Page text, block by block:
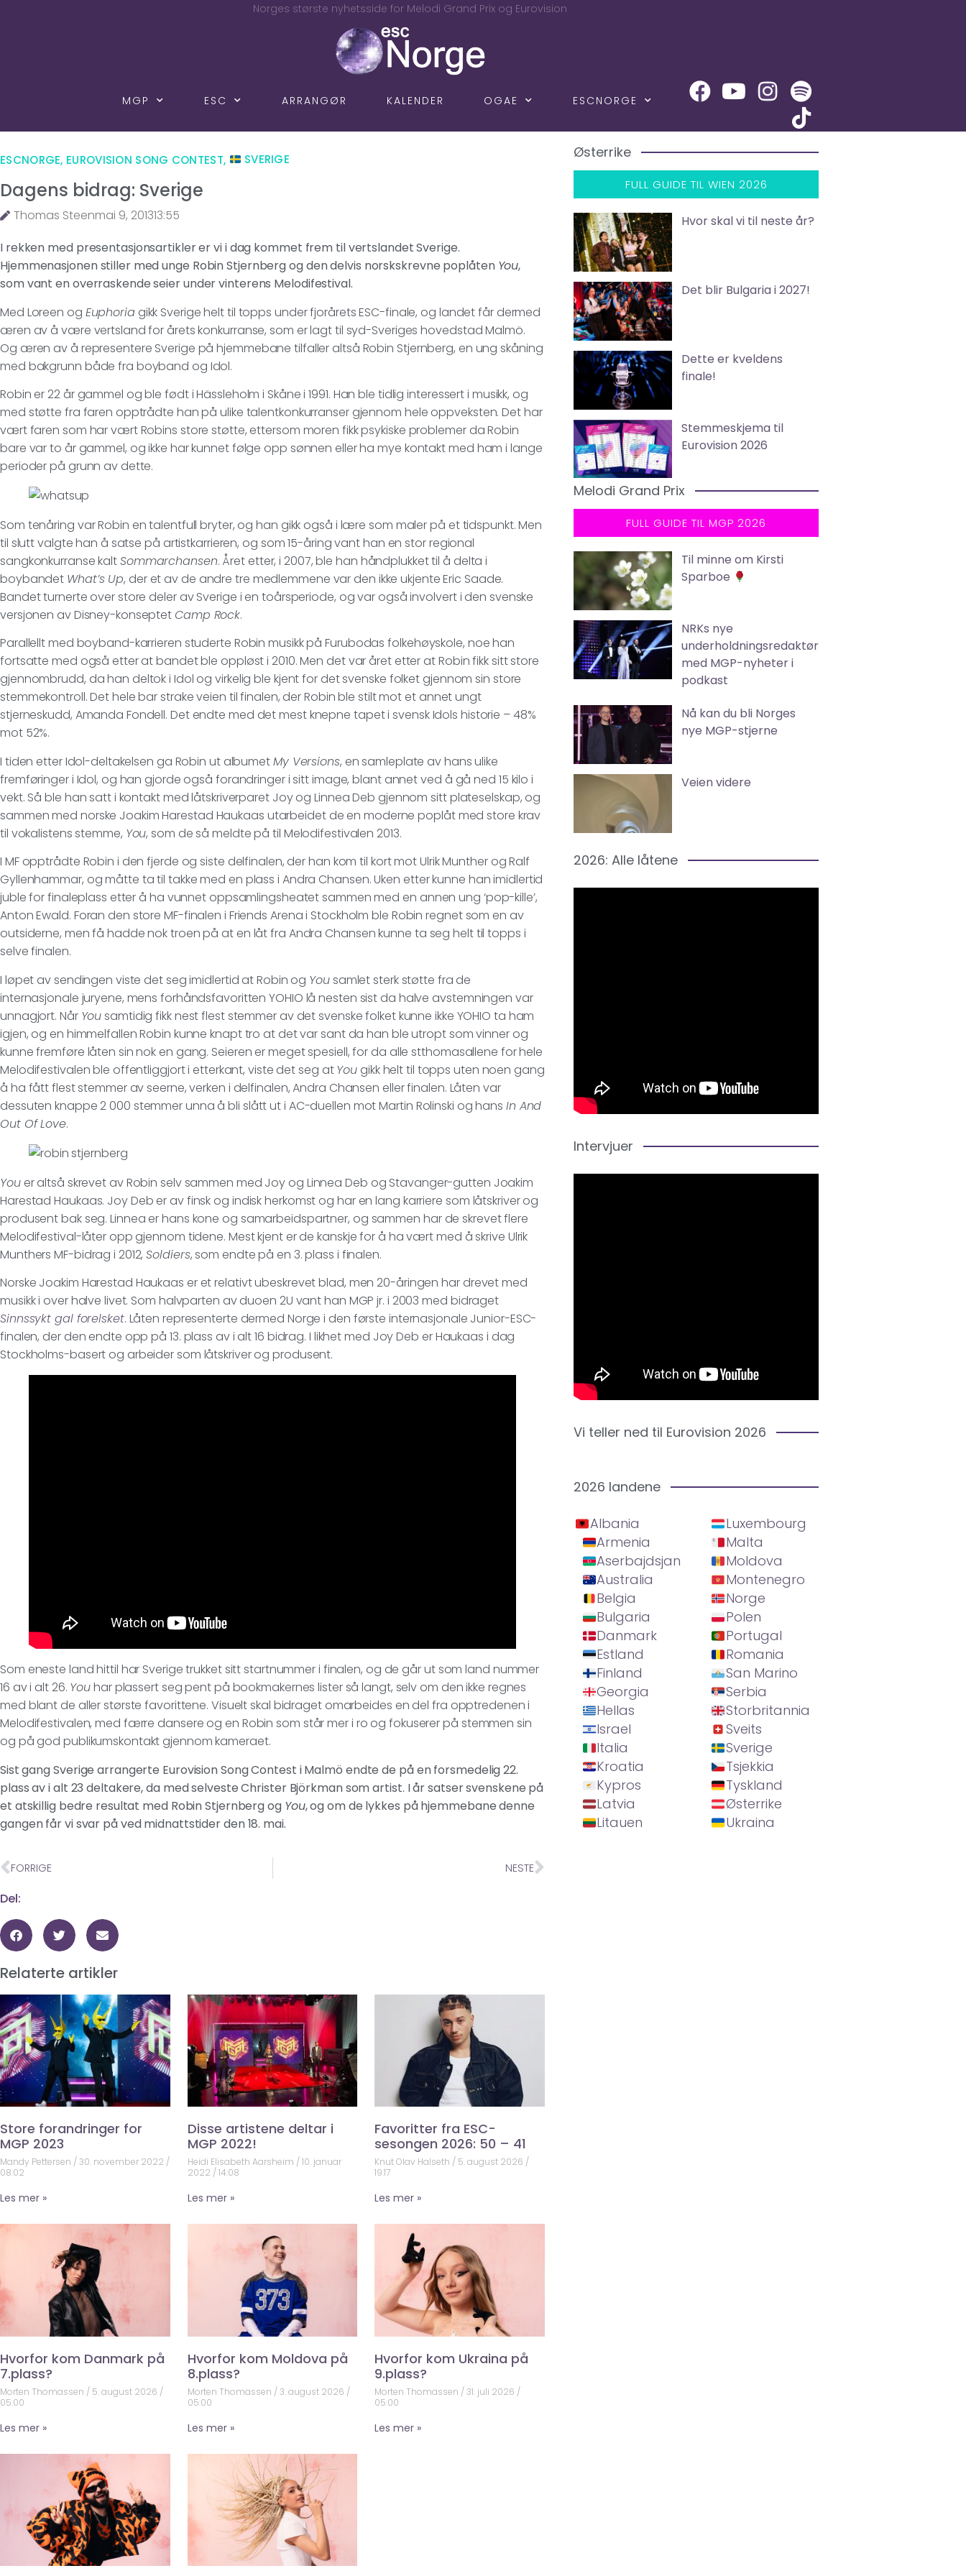
Norges største nyhetsside for Melodi Grand Prix og Eurovision
MGP ESC ARRANGØR KALENDER OGAE ESCNORGE
ESCNORGE, EUROVISION SONG CONTEST, SVERIGE
Dagens bidrag: Sverige
Thomas Steenmai 9, 201313:55
I rekken med presentasjonsartikler er vi i dag kommet frem til vertslandet Sverige.
Hjemmenasjonen stiller med unge Robin Stjernberg og den delvis norskskrevne poplåten You,
som vant en overraskende seier under vinterens Melodifestival.
Med Loreen og Euphoriagikk Sverige helt til topps under fjorårets ESC-finale, og landet får dermed
æren av å være vertsland for årets konkurranse, som er lagt til syd-Sveriges hovedstad Malmö.
Og æren av å representere Sverige på hjemmebane tilfaller altså Robin Stjernberg, en ung skåning
med bakgrunn både fra boyband og Idol.
Robin er 22 år gammel og ble født i Hässleholm i Skåne i 1991. Han ble tidlig interessert i musikk, og
med støtte fra faren opptrådte han på ulike talentkonkurranser gjennom hele oppveksten. Det har
vært faren som har vært Robins store støtte, ettersom moren fikk psykiske problemer da Robin
bare var to år gammel, og ikke har kunnet følge opp sønnen eller ha mye kontakt med ham i lange
perioder på grunn av dette.
Som tenåring var Robin en talentfull bryter, og han gikk også i lære som maler på et tidspunkt. Men
til slutt valgte han å satse på artistkarrieren, og som 15-åring vant han en stor regional
sangkonkurranse kaltSommarchansen. Året etter, i 2007, ble han håndplukket til å delta i
boybandet What’s Up, der et av de andre tre medlemmene var den ikke ukjente Eric Saade.
Bandet turnerte over store deler av Sverige i en toårsperiode, og var også involvert i den svenske
versjonen av Disney-konseptet Camp Rock.
Parallellt med boyband-karrieren studerte Robin musikk på Furubodas folkehøyskole, noe han
fortsatte med også etter at bandet ble oppløst i 2010. Men det var året etter at Robin fikk sitt store
gjennombrudd, da han deltok i Idol og virkelig ble kjent for det svenske folket gjennom sin store
stemmekontroll. Det hele bar strake veien til finalen, der Robin ble stilt mot et annet ungt
stjerneskudd, Amanda Fondell. Det endte med det mest knepne tapet i svensk Idols historie – 48%
mot 52%.
I tiden etter Idol-deltakelsen ga Robin ut albumetMy Versions, en samleplate av hans ulike
fremføringer i Idol, og han gjorde også forandringer i sitt image, blant annet ved å gå ned 15 kilo i
vekt. Så ble han satt i kontakt med låtskriverparet Joy og Linnea Deb gjennom sitt plateselskap, og
sammen med norske Joakim Harestad Haukaas utarbeidet de en moderne poplåt med store krav
til vokalistens stemme, You, som de så meldte på til Melodifestivalen 2013.
I MF opptrådte Robin i den fjerde og siste delfinalen, der han kom til kort mot Ulrik Munther og Ralf
Gyllenhammar, og måtte ta til takke med en plass i Andra Chansen. Uken etter kunne han imidlertid
juble for finaleplass etter å ha vunnet oppsamlingsheatet sammen med en annen ung ‘pop-kille’,
Anton Ewald. Foran den store MF-finalen i Friends Arena i Stockholm ble Robin regnet som en av
outsiderne, men få hadde nok troen på at en låt fra Andra Chansen kunne ta seg helt til topps i
selve finalen.
I løpet av sendingen viste det seg imidlertid at Robin og Yousamlet sterk støtte fra de
internasjonale juryene, mens forhåndsfavoritten YOHIO lå nesten sist da halve avstemningen var
unnagjort. Når Yousamtidig fikk nest flest stemmer av det svenske folket kunne ikke YOHIO ta ham
igjen, og en himmelfallen Robin kunne knapt tro at det var sant da han ble utropt som vinner og
kunne fremføre låten sin nok en gang. Seieren er meget spesiell, for da alle stthomasallene for hele
Melodifestivalen ble offentliggjort i etterkant, viste det seg atYou gikk helt til topps uten noen gang
å ha fått flest stemmer av seerne, verken i delfinalen, Andra Chansen eller finalen. Låten var
dessuten knappe 2 000 stemmer unna å bli slått ut i AC-duellen mot Martin Rolinski og hans In And
Out Of Love.
Youer altså skrevet av Robin selv sammen med Joy og Linnea Deb og Stavanger-gutten Joakim
Harestad Haukaas. Joy Deb er av finsk og indisk herkomst og har en lang karriere som låtskriver og
produsent bak seg. Linnea er hans kone og samarbeidspartner, og sammen har de skrevet flere
Melodifestival-låter opp gjennom tidene. Mest kjent er de kanskje for å ha vært med å skrive Ulrik
Munthers MF-bidrag i 2012,Soldiers, som endte på en 3. plass i finalen.
Norske Joakim Harestad Haukaas er et relativt ubeskrevet blad, men 20-åringen har drevet med
musikk i over halve livet. Som halvparten av duoen 2U vant han MGP jr. i 2003 med bidraget
Sinnssykt gal forelsket. Låten representerte dermed Norge i den første internasjonale Junior-ESC-
finalen, der den endte opp på 13. plass av i alt 16 bidrag. I likhet med Joy Deb er Haukaas i dag
Stockholms-basert og arbeider som låtskriver og produsent.
Som eneste land hittil har Sverige trukket sitt startnummer i finalen, og de går ut som land nummer
16 av i alt 26. Youhar plassert seg pent på bookmakernes lister så langt, selv om den ikke regnes
med blant de aller største favorittene. Visuelt skal bidraget omarbeides en del fra opptredenen i
Melodifestivalen, med færre dansere og en Robin som står mer i ro og fokuserer på stemmen sin
og på god publikumskontakt gjennom kameraet.
Sist gang Sverige arrangerte Eurovision Song Contest i Malmö endte de på en forsmedelig 22.
plass av i alt 23 deltakere, da med selveste Christer Björkman som artist. I år satser svenskene på
et atskillig bedre resultat med Robin Stjernberg og You, og om de lykkes på hjemmebane denne
gangen får vi svar på ved midnattstider den 18. mai.
FORRIGE NESTE
Del:
Relaterte artikler
Store forandringer for
MGP 2023
Mandy Pettersen
30. november 2022
08:02
Les mer »
Disse artistene deltar i
MGP 2022!
Heidi Elisabeth Aarsheim 10. januar
2022 14:08
Les mer »
Favoritter fra ESC-
sesongen 2026: 50 – 41
Knut Olav Halseth
5. august 2026
19:17
Les mer »
Hvorfor kom Danmark på
7.plass?
Morten Thomassen
5. august 2026
05:00
Les mer »
Hvorfor kom Moldova på
8.plass?
Morten Thomassen 3. august 2026
05:00
Les mer »
Hvorfor kom Ukraina på
9.plass?
Morten Thomassen
31. juli 2026
05:00
Les mer »
Østerrike
FULL GUIDE TIL WIEN 2026
Hvor skal vi til neste år?
Det blir Bulgaria i 2027!
Dette er kveldens
finale!
Stemmeskjema til
Eurovision 2026
Melodi Grand Prix
FULL GUIDE TIL MGP 2026
Til minne om Kirsti
Sparboe
NRKs nye
underholdningsredaktør
med MGP-nyheter i
podkast
Nå kan du bli Norges
nye MGP-stjerne
Veien videre
2026: Alle låtene
Intervjuer
Vi teller ned til Eurovision 2026
2026 landene
Albania
Armenia
Aserbajdsjan
Australia
Belgia
Bulgaria
Danmark
Estland
Finland
Georgia
Hellas
Israel
Italia
Kroatia
Kypros
Latvia
Litauen
Luxembourg
Malta
Moldova
Montenegro
Norge
Polen
Portugal
Romania
San Marino
Serbia
Storbritannia
Sveits
Sverige
Tsjekkia
Tyskland
Østerrike
Ukraina